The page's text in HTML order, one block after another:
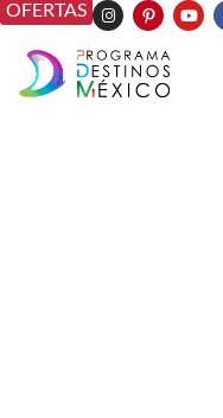
OFERTAS